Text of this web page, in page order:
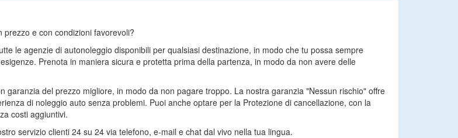
e con condizioni favorevoli?
le agenzie di autonoleggio disponibili per qualsiasi destinazione, in modo che tu possa sempre
Prenota in maniera sicura e protetta prima della partenza, in modo da non avere delle
garanzia del prezzo migliore, in modo da non pagare troppo. La nostra garanzia "Nessun rischio" offre
di noleggio auto senza problemi. Puoi anche optare per la Protezione di cancellazione, con la
costi aggiuntivi.
servizio clienti 24 su 24 via telefono, e-mail e chat dal vivo nella tua lingua.